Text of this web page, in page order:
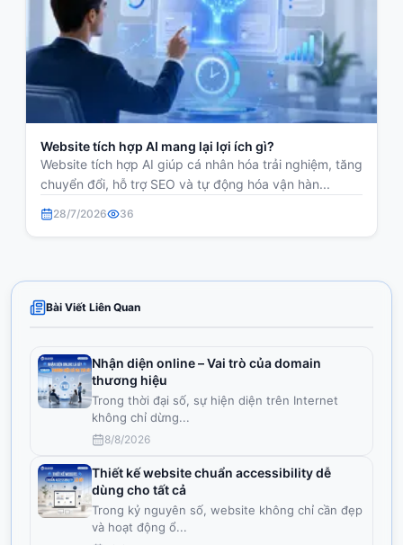
Bài Viết Liên Quan
Nhận diện online – Vai trò của domain
thương hiệu
Trong thời đại số, sự hiện diện trên Internet
không chỉ dừng...
8/8/2026
Thiết kế website chuẩn accessibility dễ
dùng cho tất cả
Trong kỷ nguyên số, website không chỉ cần đẹp
và hoạt động ổ...
Website tích hợp AI mang lại lợi ích gì?
Website tích hợp AI giúp cá nhân hóa trải nghiệm, tăng
chuyển đổi, hỗ trợ SEO và tự động hóa vận hàn...
28/7/2026 36